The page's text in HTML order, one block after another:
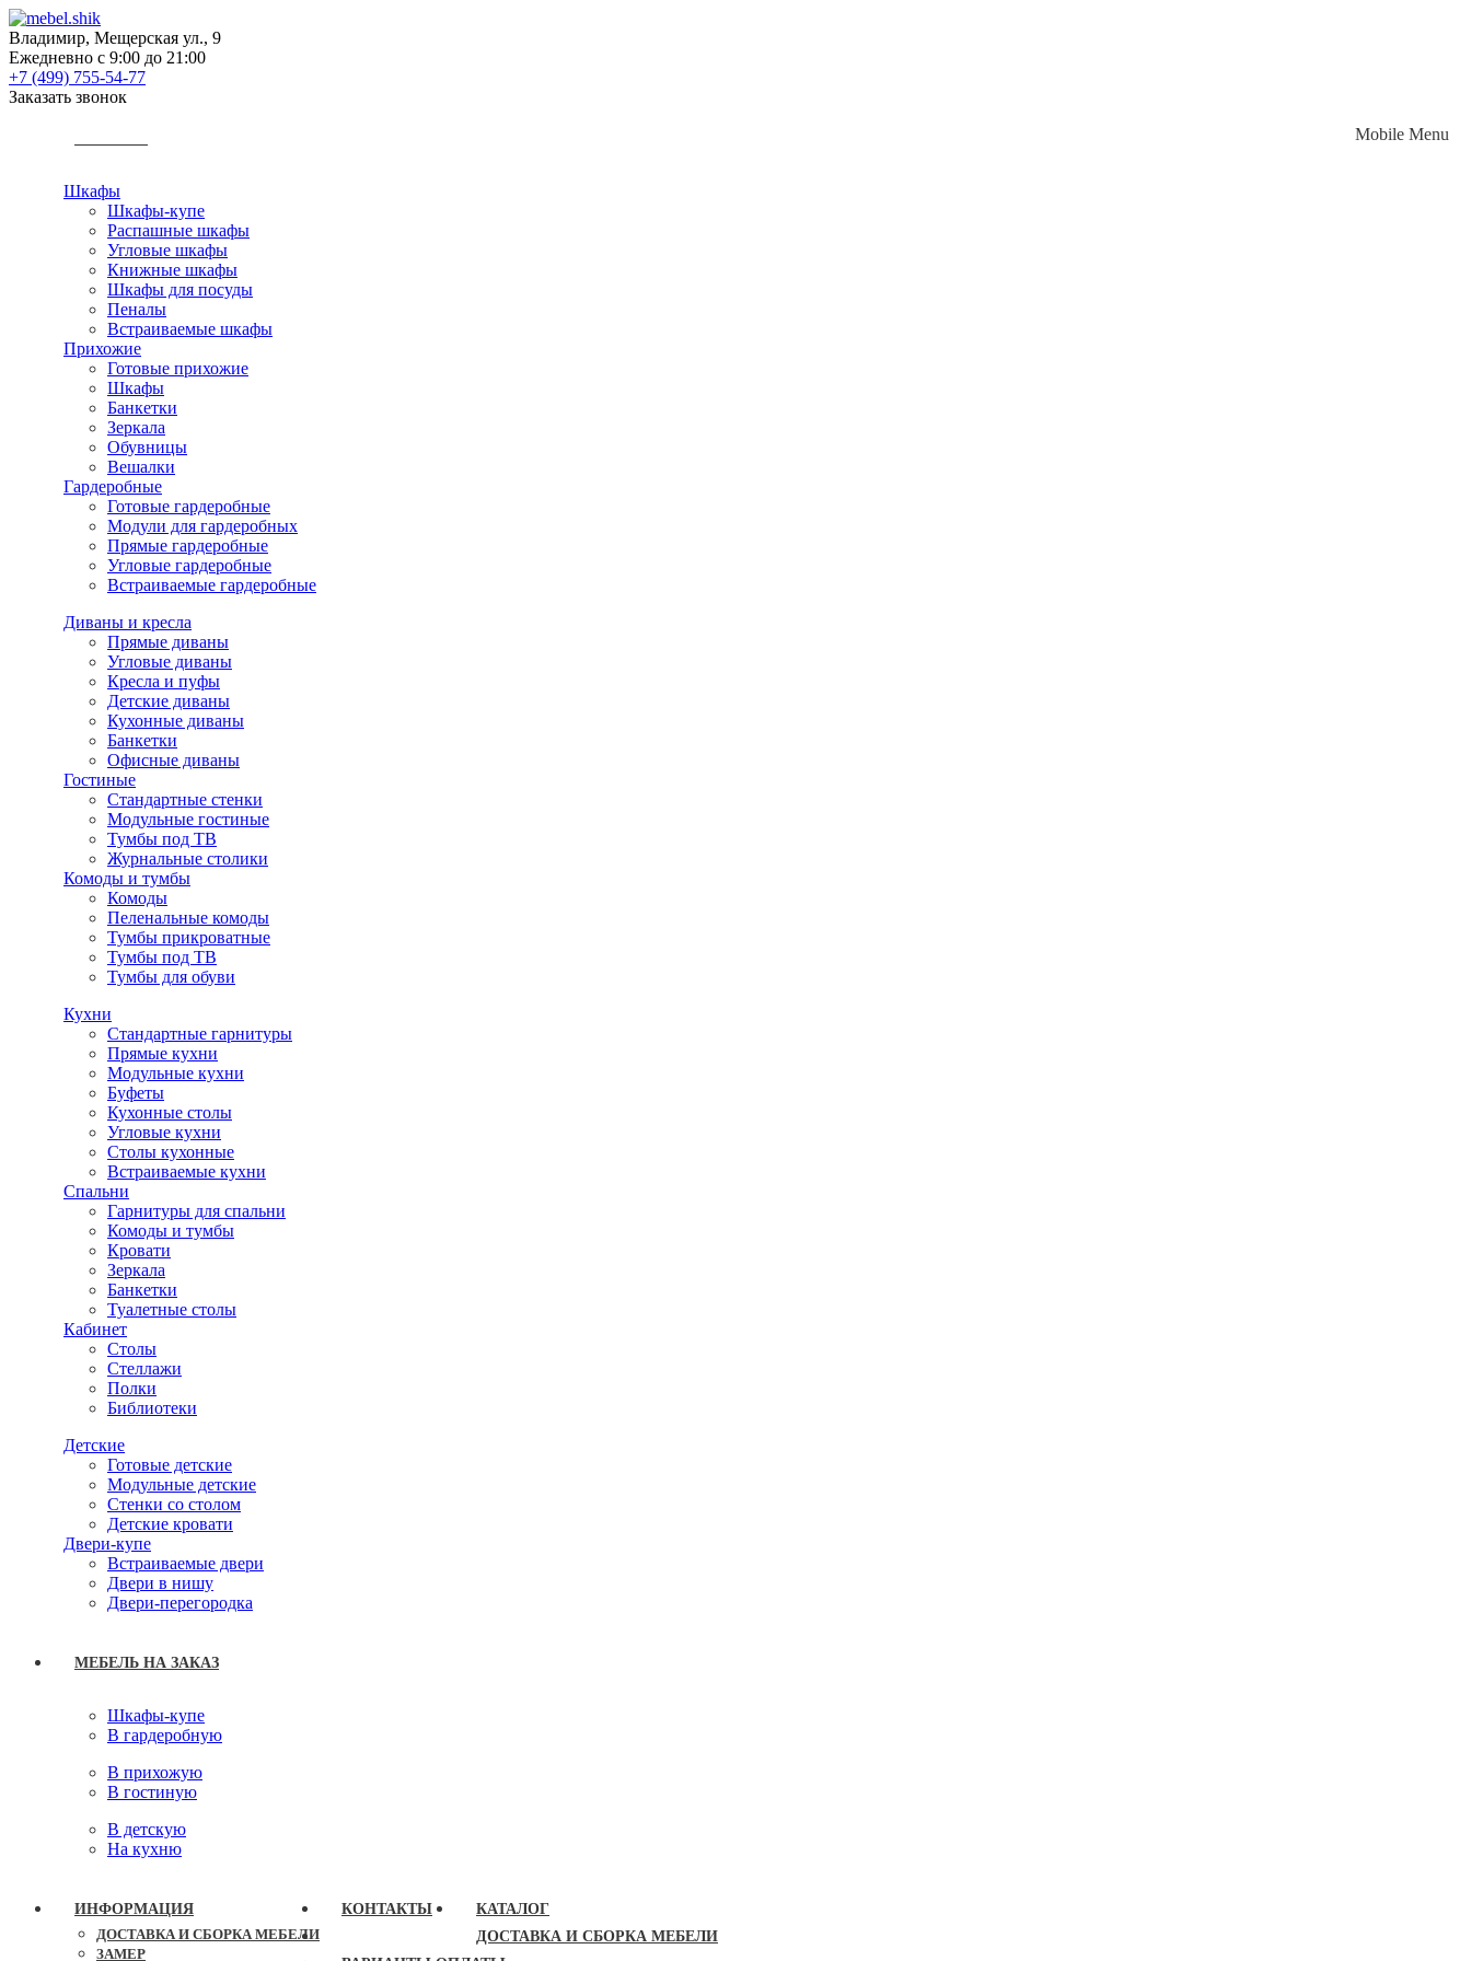
Владимир, Мещерская ул., 9
Ежедневно с 9:00 до 21:00
+7 (499) 755-54-77
Заказать звонок
Шкафы
Шкафы-купе
Распашные шкафы
Угловые шкафы
Книжные шкафы
Шкафы для посуды
Пеналы
Встраиваемые шкафы
Прихожие
Готовые прихожие
Шкафы
Банкетки
Зеркала
Обувницы
Вешалки
Гардеробные
Готовые гардеробные
Модули для гардеробных
Прямые гардеробные
Угловые гардеробные
Встраиваемые гардеробные
Диваны и кресла
Прямые диваны
Угловые диваны
Кресла и пуфы
Детские диваны
Кухонные диваны
Банкетки
Офисные диваны
Гостиные
Стандартные стенки
Модульные гостиные
Тумбы под ТВ
Журнальные столики
Комоды и тумбы
Комоды
Пеленальные комоды
Тумбы прикроватные
Тумбы под ТВ
Тумбы для обуви
Кухни
Стандартные гарнитуры
Прямые кухни
Модульные кухни
Буфеты
Кухонные столы
Угловые кухни
Столы кухонные
Встраиваемые кухни
Спальни
Гарнитуры для спальни
Комоды и тумбы
Кровати
Зеркала
Банкетки
Туалетные столы
Кабинет
Столы
Стеллажи
Полки
Библиотеки
Детские
Готовые детские
Модульные детские
Стенки со столом
Детские кровати
Двери-купе
Встраиваемые двери
Двери в нишу
Двери-перегородка
МЕБЕЛЬ НА ЗАКАЗ
Шкафы-купе
В гардеробную
В прихожую
В гостиную
В детскую
На кухню
ИНФОРМАЦИЯ
ДОСТАВКА И СБОРКА МЕБЕЛИ
ЗАМЕР
КОНТАКТЫ
Mobile Menu
КАТАЛОГ
ДОСТАВКА И СБОРКА МЕБЕЛИ